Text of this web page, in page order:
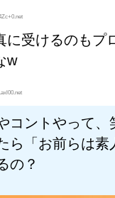
に受けるのもプ
w
コントやって、
ら「お前らは素
の？